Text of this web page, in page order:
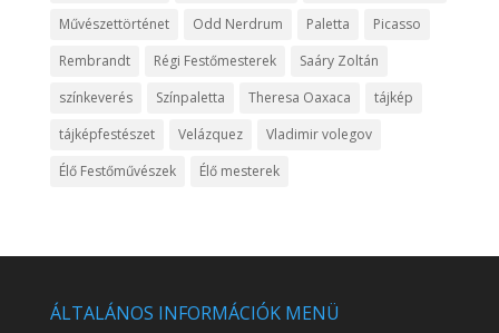
Művészettörténet
Odd Nerdrum Paletta
Picasso
Rembrandt
Régi Festőmesterek
Saáry Zoltán
színkeverés
Színpaletta Theresa Oaxaca
tájkép
tájképfestészet
Velázquez
Vladimir volegov
Élő Festőművészek
Élő mesterek
ÁLTALÁNOS INFORMÁCIÓK MENÜ